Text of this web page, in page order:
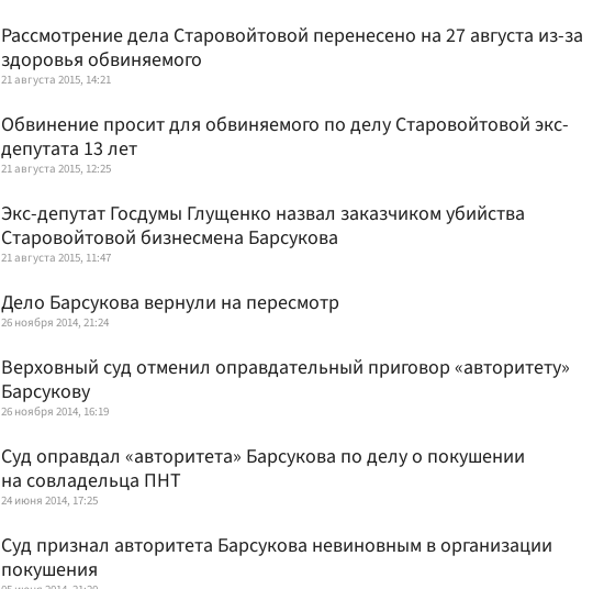
Рассмотрение дела Старовойтовой перенесено на 27 августа из-за
здоровья обвиняемого
21 августа 2015, 14:21
Обвинение просит для обвиняемого по делу Старовойтовой экс-
депутата 13 лет
21 августа 2015, 12:25
Экс-депутат Госдумы Глущенко назвал заказчиком убийства
Старовойтовой бизнесмена Барсукова
21 августа 2015, 11:47
Дело Барсукова вернули на пересмотр
26 ноября 2014, 21:24
Верховный суд отменил оправдательный приговор «авторитету»
Барсукову
26 ноября 2014, 16:19
Суд оправдал «авторитета» Барсукова по делу о покушении
на совладельца ПНТ
24 июня 2014, 17:25
Суд признал авторитета Барсукова невиновным в организации
покушения